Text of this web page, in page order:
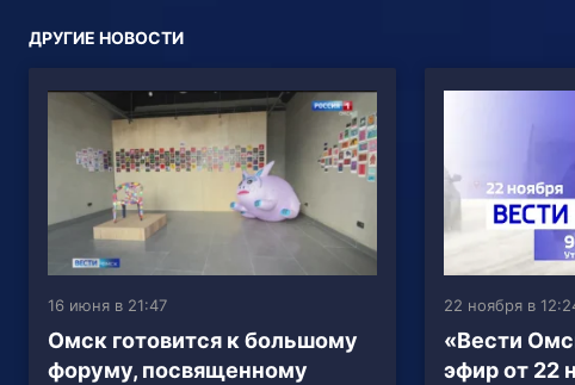
ДРУГИЕ НОВОСТИ
16 июня в 21:47
Омск готовится к большому
форуму, посвященному
22 ноября в
«Вести
эфир от 22